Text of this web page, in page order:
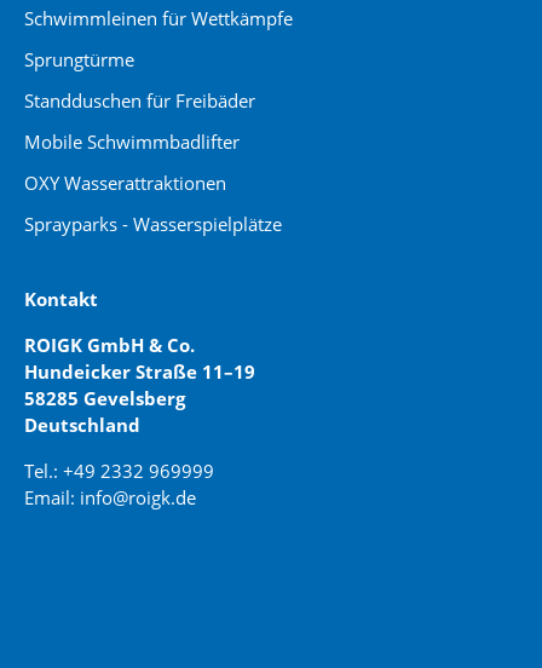
Schwimmleinen für Wettkämpfe
Sprungtürme
Standduschen für Freibäder
Mobile Schwimmbadlifter
OXY Wasserattraktionen
Sprayparks - Wasserspielplätze
Kontakt
ROIGK GmbH & Co.
Hundeicker Straße 11–19
58285 Gevelsberg
Deutschland
Tel.: +49 2332 969999
Email: info@roigk.de